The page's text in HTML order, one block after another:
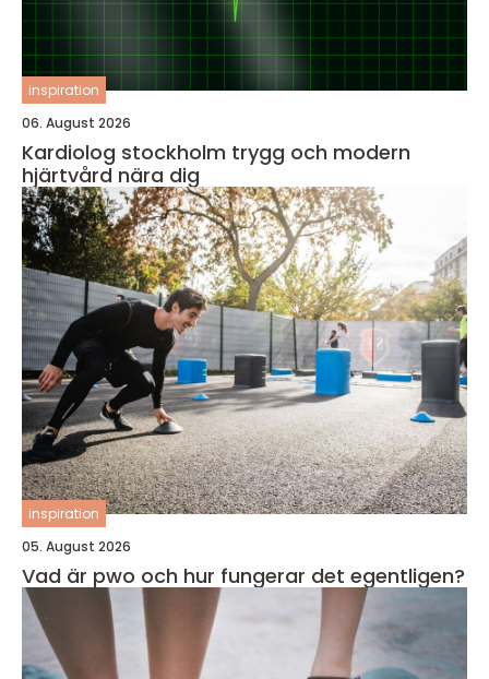
inspiration
06. August 2026
Kardiolog stockholm trygg och modern
hjärtvård nära dig
inspiration
05. August 2026
Vad är pwo och hur fungerar det egentligen?